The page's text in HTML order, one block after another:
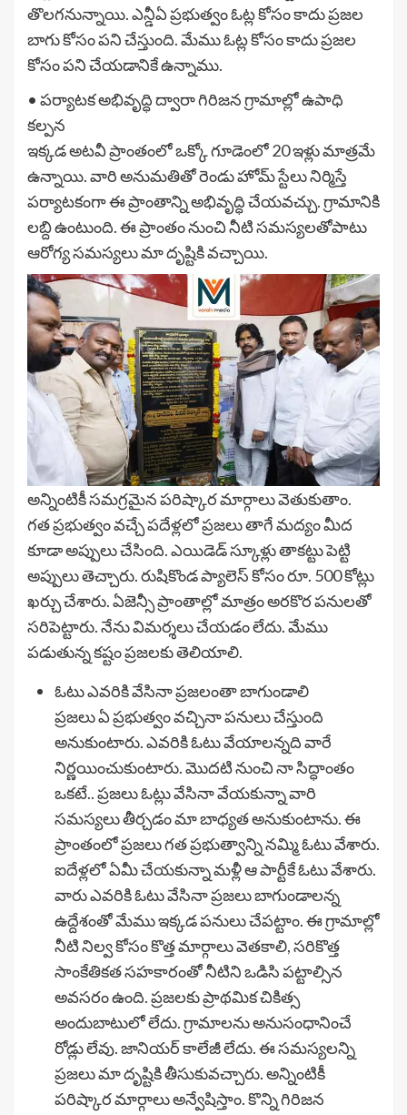
తొలగనున్నాయి. ఎన్డీఏ ప్రభుత్వం ఓట్ల కోసం కాదు ప్రజల
బాగు కోసం పని చేస్తుంది. మేము ఓట్ల కోసం కాదు ప్రజల
కోసం పని చేయడానికే ఉన్నాము.
• పర్యాటక అభివృద్ధి ద్వారా గిరిజన గ్రామాల్లో ఉపాధి
కల్పన
ఇక్కడ అటవీ ప్రాంతంలో ఒక్కో గూడెంలో 20 ఇళ్లు మాత్రమే
ఉన్నాయి. వారి అనుమతితో రెండు హోమ్ స్టేలు నిర్మిస్తే
పర్యాటకంగా ఈ ప్రాంతాన్ని అభివృద్ధి చేయవచ్చు. గ్రామానికి
లబ్ది ఉంటుంది. ఈ ప్రాంతం నుంచి నీటి సమస్యలతోపాటు
ఆరోగ్య సమస్యలు మా దృష్టికి వచ్చాయి.
అన్నింటికీ సమగ్రమైన పరిష్కార మార్గాలు వెతుకుతాం.
గత ప్రభుత్వం వచ్చే పదేళ్లలో ప్రజలు తాగే మద్యం మీద
కూడా అప్పులు చేసింది. ఎయిడెడ్ స్కూళ్లు తాకట్టు పెట్టి
అప్పులు తెచ్చారు. రుషికొండ ప్యాలెస్ కోసం రూ. 500 కోట్లు
ఖర్చు చేశారు. ఏజెన్సీ ప్రాంతాల్లో మాత్రం అరకొర పనులతో
సరిపెట్టారు. నేను విమర్శలు చేయడం లేదు. మేము
పడుతున్న కష్టం ప్రజలకు తెలియాలి.
ఓటు ఎవరికి వేసినా ప్రజలంతా బాగుండాలి
ప్రజలు ఏ ప్రభుత్వం వచ్చినా పనులు చేస్తుంది
అనుకుంటారు. ఎవరికి ఓటు వేయాలన్నది వారే
నిర్ణయించుకుంటారు. మొదటి నుంచి నా సిద్ధాంతం
ఒకటే.. ప్రజలు ఓట్లు వేసినా వేయకున్నా వారి
సమస్యలు తీర్చడం మా బాధ్యత అనుకుంటాను. ఈ
ప్రాంతంలో ప్రజలు గత ప్రభుత్వాన్ని నమ్మి ఓటు వేశారు.
ఐదేళ్లలో ఏమీ చేయకున్నా మళ్లీ ఆ పార్టీకే ఓటు వేశారు.
వారు ఎవరికి ఓటు వేసినా ప్రజలు బాగుండాలన్న
ఉద్దేశంతో మేము ఇక్కడ పనులు చేపట్టాం. ఈ గ్రామాల్లో
నీటి నిల్వ కోసం కొత్త మార్గాలు వెతకాలి, సరికొత్త
సాంకేతికత సహకారంతో నీటిని ఒడిసి పట్టాల్సిన
అవసరం ఉంది. ప్రజలకు ప్రాథమిక చికిత్స
అందుబాటులో లేదు. గ్రామాలను అనుసంధానించే
రోడ్లు లేవు. జానియర్ కాలేజీ లేదు. ఈ సమస్యలన్ని
ప్రజలు మా దృష్టికి తీసుకువచ్చారు. అన్నింటికీ
పరిష్కార మార్గాలు అన్వేషిస్తాం. కొన్ని గిరిజన